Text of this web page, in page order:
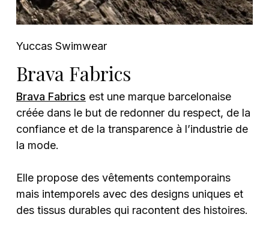
Yuccas Swimwear
Brava Fabrics
Brava Fabrics est une marque barcelonaise
créée dans le but de redonner du respect, de la
confiance et de la transparence à l’industrie de
la mode.
Elle propose des vêtements contemporains
mais intemporels avec des designs uniques et
des tissus durables qui racontent des histoires.